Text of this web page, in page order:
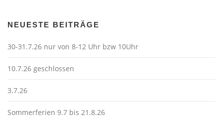
NEUESTE BEITRÄGE
30-31.7.26 nur von 8-12 Uhr bzw 10Uhr
10.7.26 geschlossen
3.7.26
Sommerferien 9.7 bis 21.8.26